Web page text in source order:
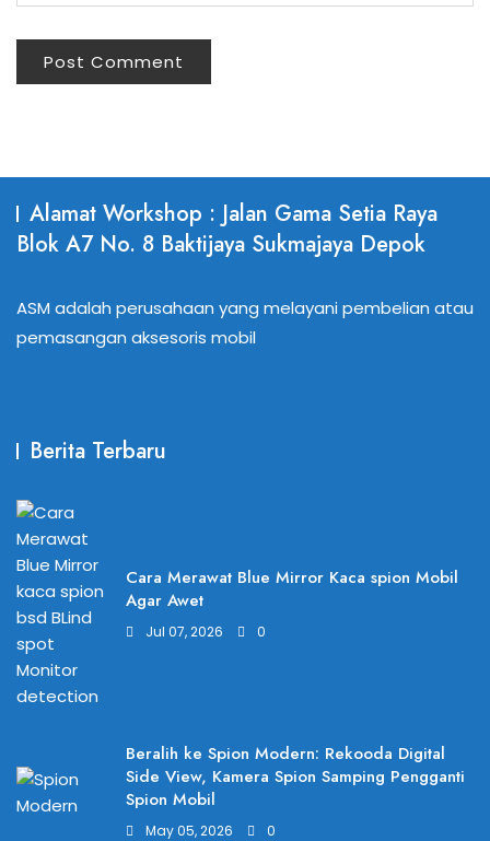
Alamat Workshop : Jalan Gama Setia Raya
Blok A7 No. 8 Baktijaya Sukmajaya Depok
ASM adalah perusahaan yang melayani pembelian atau
pemasangan aksesoris mobil
Berita Terbaru
Cara Merawat Blue Mirror Kaca spion Mobil
Agar Awet
Jul 07, 2026 0
Beralih ke Spion Modern: Rekooda Digital
Side View, Kamera Spion Samping Pengganti
Spion Mobil
May 05, 2026 0